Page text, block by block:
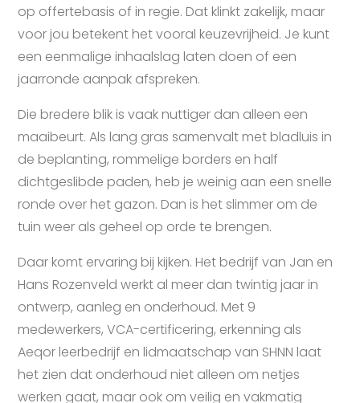
op offertebasis of in regie. Dat klinkt zakelijk, maar
voor jou betekent het vooral keuzevrijheid. Je kunt
een eenmalige inhaalslag laten doen of een
jaarronde aanpak afspreken.
Die bredere blik is vaak nuttiger dan alleen een
maaibeurt. Als lang gras samenvalt met bladluis in
de beplanting, rommelige borders en half
dichtgeslibde paden, heb je weinig aan een snelle
ronde over het gazon. Dan is het slimmer om de
tuin weer als geheel op orde te brengen.
Daar komt ervaring bij kijken. Het bedrijf van Jan en
Hans Rozenveld werkt al meer dan twintig jaar in
ontwerp, aanleg en onderhoud. Met 9
medewerkers, VCA-certificering, erkenning als
Aeqor leerbedrijf en lidmaatschap van SHNN laat
het zien dat onderhoud niet alleen om netjes
werken gaat, maar ook om veilig en vakmatig